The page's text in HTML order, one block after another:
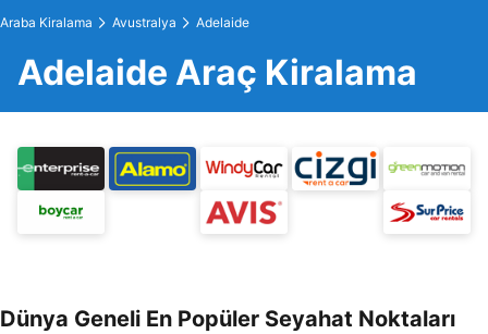
Araba Kiralama Avustralya Adelaide
Adelaide Araç Kiralama
Dünya Geneli En Popüler Seyahat Noktaları